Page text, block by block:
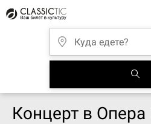
Концерт в Опера